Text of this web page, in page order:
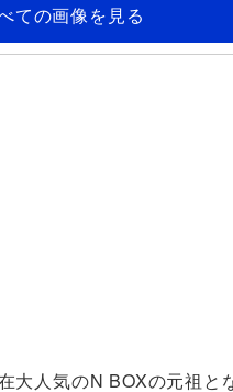
ての画像を見る
人気のN BOXの元祖と